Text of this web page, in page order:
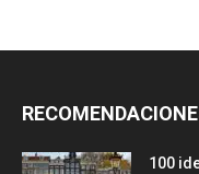
100